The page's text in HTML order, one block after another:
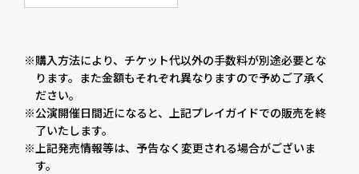
※購入方法により、チケット代以外の手数料が別途必要とな
ります。また金額もそれぞれ異なりますので予めご了承く
ださい。
※公演開催日間近になると、上記プレイガイドでの販売を終
了いたします。
※上記発売情報等は、予告なく変更される場合がございま
す。